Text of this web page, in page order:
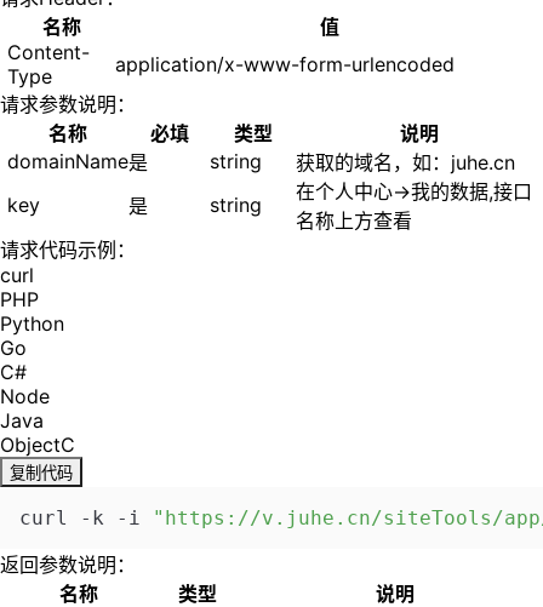
名称
值
Content-
Type
application/x-www-form-urlencoded
请求参数说明：
名称
必填 类型
说明
domainName是 string
获取的域名，如：juhe.cn
key
是 string
在个人中心->我的数据,接口
名称上方查看
请求代码示例：
curl
PHP
Python
Go
C#
Node
Java
ObjectC
复制代码
curl -k -i "https://v.juhe.cn/siteTools/app/
返回参数说明：
名称
类型
说明